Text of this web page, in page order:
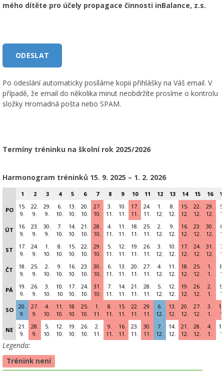
mého dítěte pro účely propagace činnosti inBalance, z.s.
Po odeslání automaticky posíláme kopii přihlášky na Váš email. V
případě, že email do několika minut neobdržíte prosíme o kontrolu
složky Hromadná pošta nebo SPAM.
Termíny tréninku na školní rok 2025/2026
Harmonogram tréninků 15. 9. 2025 – 1. 2. 2026
1 2 3 4 5 6 7 8 9 10 11 12 13 14 15 16
PO
15.
9.
22.
9.
29.
9.
6.
10.
13.
10.
20.
10.
27.
10.
3.
11.
10.
11.
17.
11.
24.
11.
1.
12.
8.
12.
15.
12.
22.
12.
29.
12.
5.
1.
ÚT
16.
9.
23.
9.
30.
9.
7.
10.
14.
10.
21.
10.
28.
10.
4.
11.
11.
11.
18.
11.
25.
11.
2.
12.
9.
12.
16.
12.
23.
12.
30.
12.
6.
1.
ST
17.
9.
24.
9.
1.
10.
8.
10.
15.
10.
22.
10.
29.
10.
5.
11.
12.
11.
19.
11.
26.
11.
3.
12.
10.
12.
17.
12.
24.
12.
31.
12.
7.
1.
ČT
18.
9.
25.
9.
2.
10.
9.
10.
16.
10.
23.
10.
30.
10.
6.
11.
13.
11.
20.
11.
27.
11.
4.
12.
11.
12.
18.
12.
25.
12.
1.
1.
8.
1.
PÁ
19.
9.
26.
9.
3.
10.
10.
10
17.
10.
24.
10.
31.
10.
7.
11.
14.
11.
21.
11.
28.
11.
5.
12.
12.
12.
19.
12.
26.
12.
2.
1.
9.
1.
SO
20.
9.
27.
9.
4.
10.
11.
10.
18.
10.
25.
10.
1.
11.
8.
11.
15.
11.
22.
11.
29.
11.
6.
12.
13.
12.
20.
12.
27.
12.
3.
1.
1.
NE
21.
9.
28.
9.
5.
10.
12.
10.
19.
10.
26.
10.
2.
11.
9.
11.
16.
11.
23.
11.
30.
11.
7.
12.
14.
12.
21.
12.
28.
12.
4.
1.
1.
Legenda:
Trénink není